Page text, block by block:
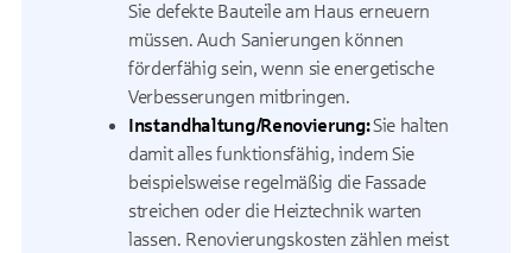
Sie defekte Bauteile am Haus erneuern
müssen. Auch Sanierungen können
förderfähig sein, wenn sie energetische
Verbesserungen mitbringen.
Instandhaltung/Renovierung:Sie halten
damit alles funktionsfähig, indem Sie
beispielsweise regelmäßig die Fassade
streichen oder die Heiztechnik warten
lassen. Renovierungskosten zählen meist